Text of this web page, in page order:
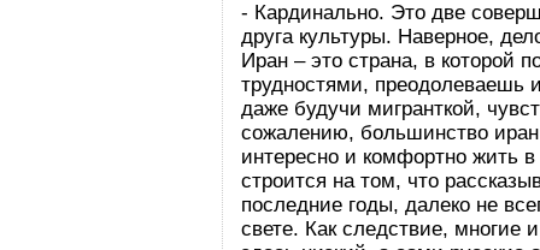
- Кардинально. Это две
друга культуры. Наверное,
Иран – это страна, в которой
трудностями, преодолеваешь
даже будучи мигранткой,
сожалению, большинство
интересно и комфортно жить
строится на том, что
последние годы, далеко не
свете. Как следствие, многие